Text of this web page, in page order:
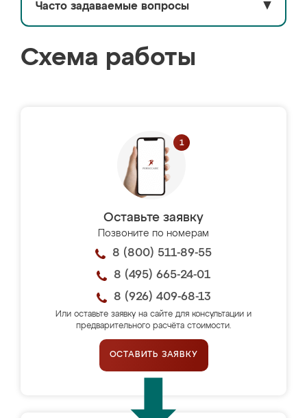
Часто задаваемые вопросы ▼
Схема работы
Оставьте заявку
Позвоните по номерам
8 (800) 511-89-55
8 (495) 665-24-01
8 (926) 409-68-13
Или оставьте заявку на сайте для консультации и
предварительного расчёта стоимости.
ОСТАВИТЬ ЗАЯВКУ